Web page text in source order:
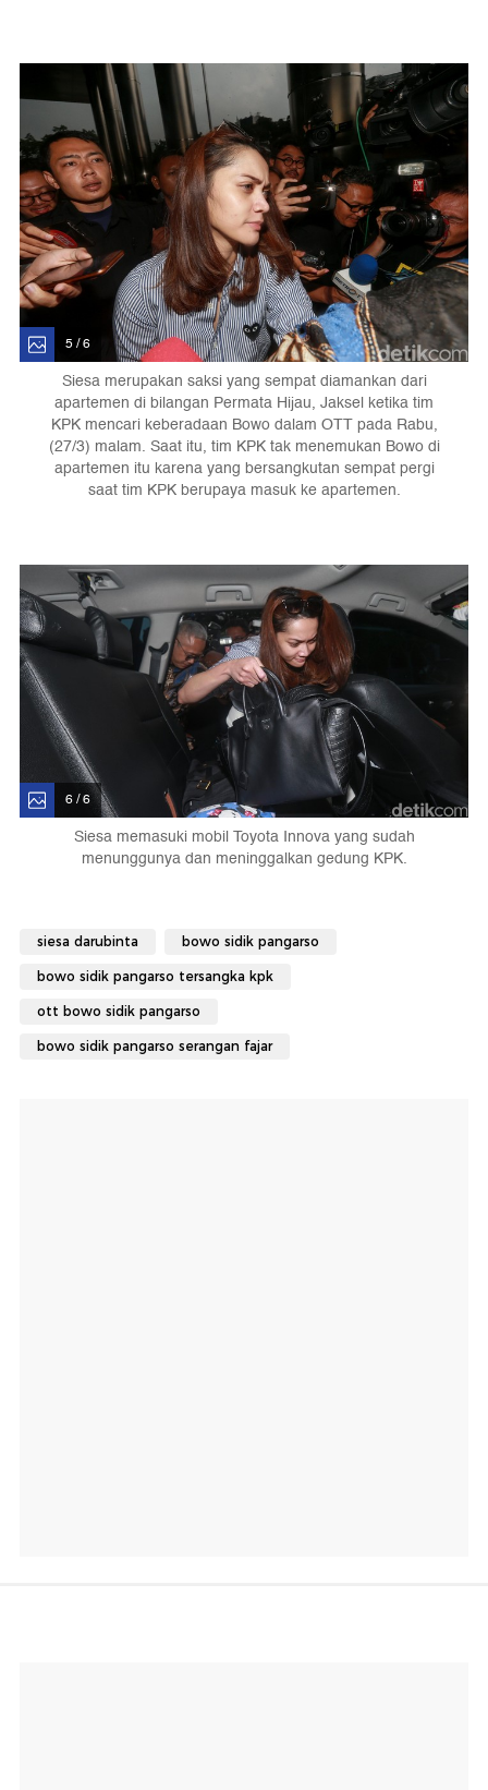
5 / 6
Siesa merupakan saksi yang sempat diamankan dari
apartemen di bilangan Permata Hijau, Jaksel ketika tim
KPK mencari keberadaan Bowo dalam OTT pada Rabu,
(27/3) malam. Saat itu, tim KPK tak menemukan Bowo di
apartemen itu karena yang bersangkutan sempat pergi
saat tim KPK berupaya masuk ke apartemen.
6 / 6
Siesa memasuki mobil Toyota Innova yang sudah
menunggunya dan meninggalkan gedung KPK.
siesa darubinta bowo sidik pangarso
bowo sidik pangarso tersangka kpk
ott bowo sidik pangarso
bowo sidik pangarso serangan fajar